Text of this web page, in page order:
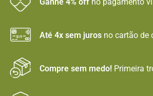
Até 4x sem juros no cartão de
Compre sem medo! Primeira